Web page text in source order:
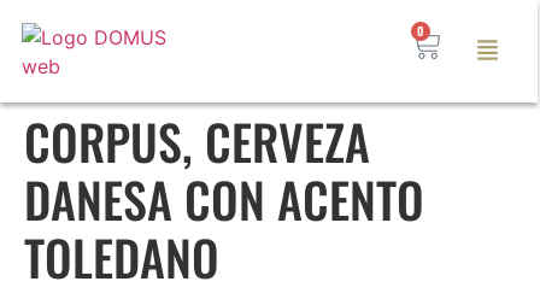
0
CORPUS, CERVEZA
DANESA CON ACENTO
TOLEDANO